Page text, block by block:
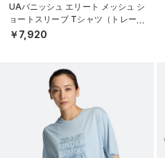
UAバニッシュ エリート メッシュ シ
ョートスリーブ Tシャツ（トレーニ
ング/WOMEN）
￥7,920